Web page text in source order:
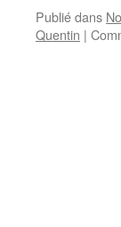
Publié dans
Quentin |